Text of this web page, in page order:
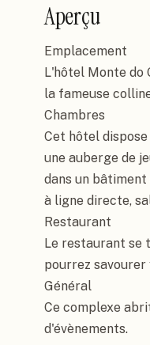
Aperçu
Emplacement
L'hôtel Monte do
la fameuse
Chambres
Cet hôtel
une auberge de
dans un
à ligne directe,
Restaurant
Le restaurant se
pourrez savourer
Général
Ce complexe
d'évènements.